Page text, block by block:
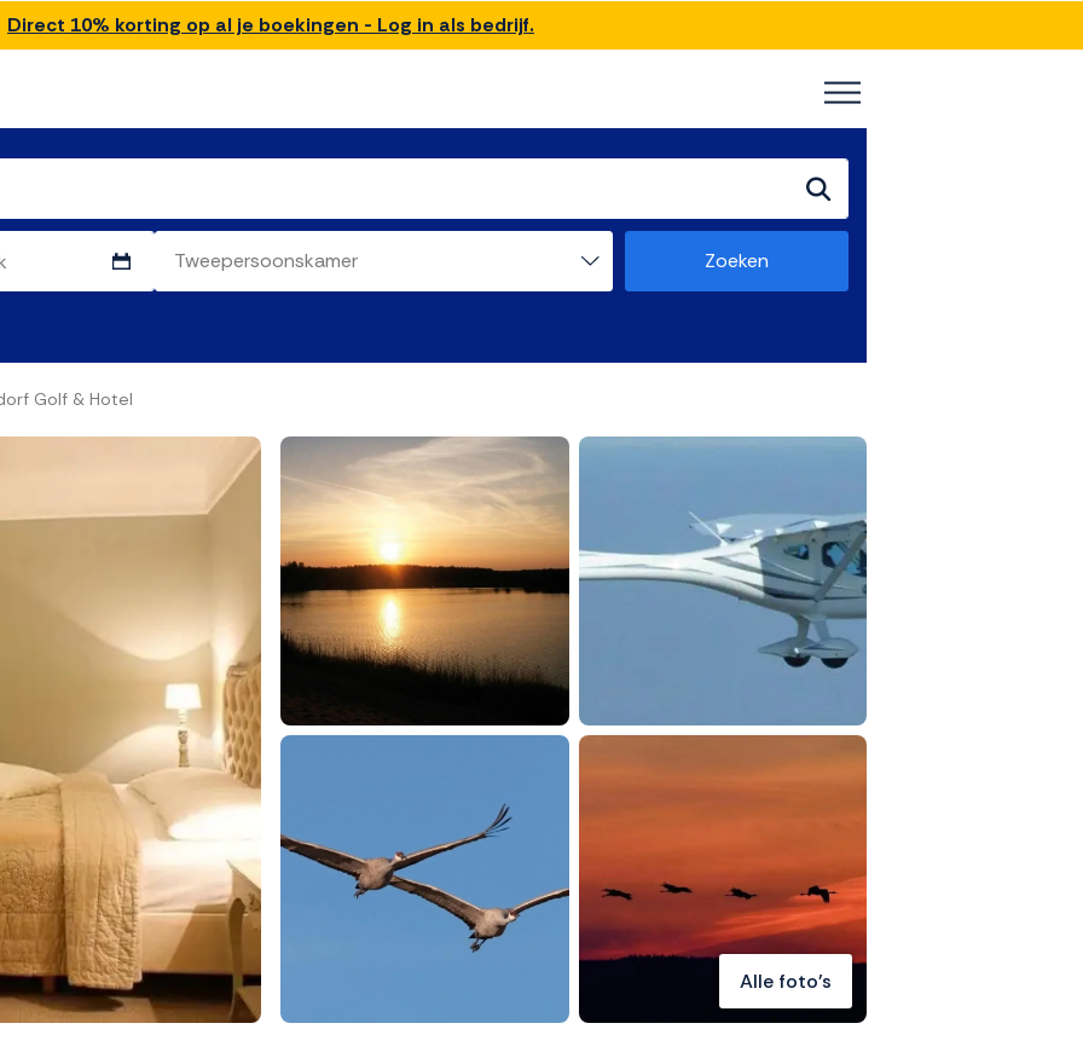
Direct 10% korting op al je boekingen - Log in als bedrijf.
Zoeken
Golf & Hotel
Alle foto's